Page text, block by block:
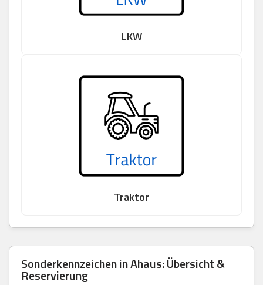
LKW
Traktor
Sonderkennzeichen in Ahaus: Übersicht &
Reservierung